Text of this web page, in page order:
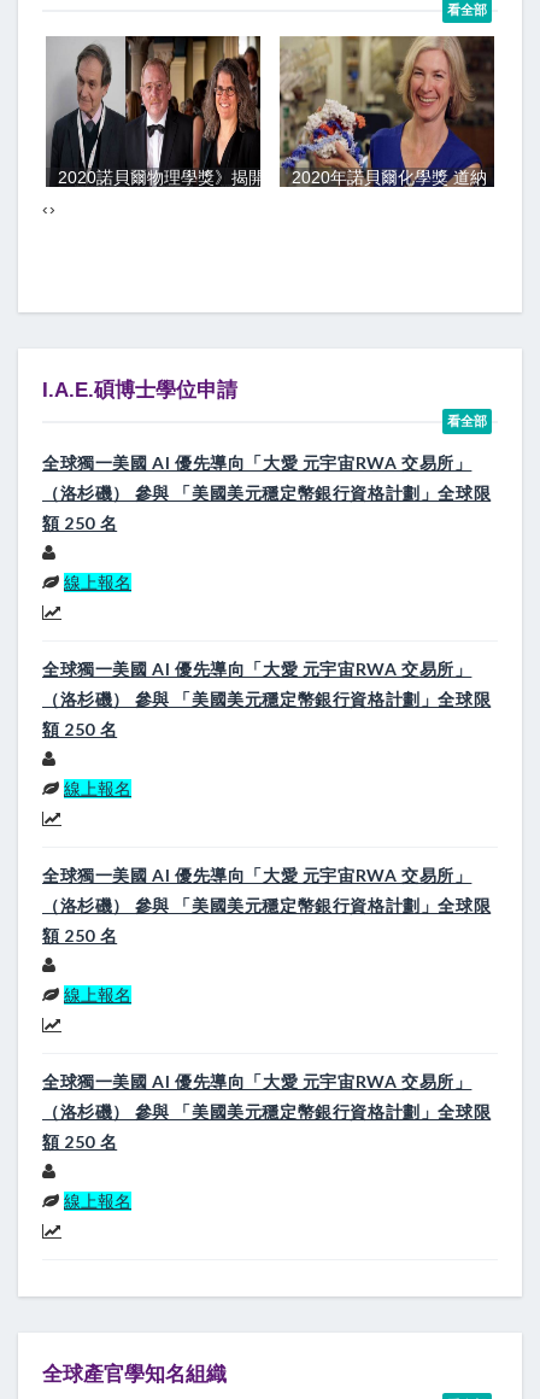
看全部
竹盛子2020諾貝爾物理學獎》揭開黑洞的宇宙奧秘！2020年諾貝爾化學獎 道納（
‹›
I.A.E.碩博士學位申請
看全部
全球獨一美國 AI 優先導向「大愛 元宇宙RWA 交易所」
（洛杉磯） 參與 「美國美元穩定幣銀行資格計劃」全球限
額 250 名
線上報名
全球獨一美國 AI 優先導向「大愛 元宇宙RWA 交易所」
（洛杉磯） 參與 「美國美元穩定幣銀行資格計劃」全球限
額 250 名
線上報名
全球獨一美國 AI 優先導向「大愛 元宇宙RWA 交易所」
（洛杉磯） 參與 「美國美元穩定幣銀行資格計劃」全球限
額 250 名
線上報名
全球獨一美國 AI 優先導向「大愛 元宇宙RWA 交易所」
（洛杉磯） 參與 「美國美元穩定幣銀行資格計劃」全球限
額 250 名
線上報名
全球產官學知名組織